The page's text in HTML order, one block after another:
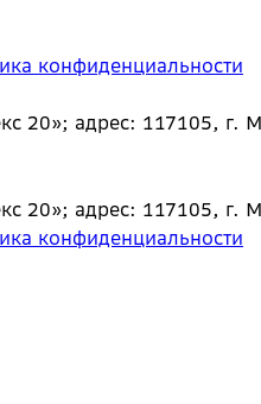
конфиденциальности
20»; адрес: 117105, г.
20»; адрес: 117105, г.
конфиденциальности